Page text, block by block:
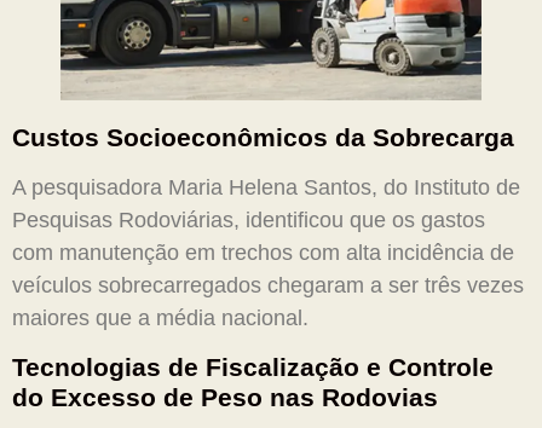
Custos Socioeconômicos da Sobrecarga
A pesquisadora Maria Helena Santos, do Instituto de
Pesquisas Rodoviárias, identificou que os gastos
com manutenção em trechos com alta incidência de
veículos sobrecarregados chegaram a ser três vezes
maiores que a média nacional.
Tecnologias de Fiscalização e Controle
do Excesso de Peso nas Rodovias